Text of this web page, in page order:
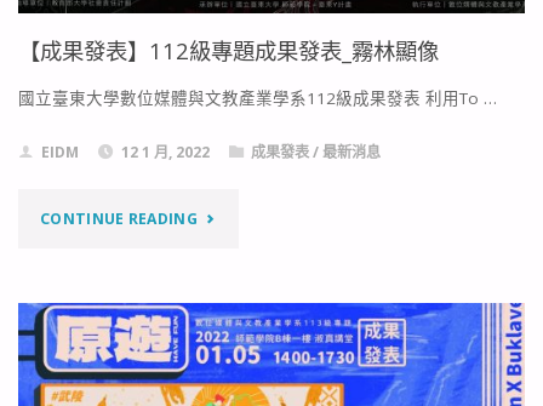
擎
發
【成果發表】112級專題成果發表_霧林顯像
國立臺東大學數位媒體與文教產業學系112級成果發表 利用To …
EIDM 12 1 月, 2022 成果發表/最新消息
CONTINUE READING"【成
發
表】